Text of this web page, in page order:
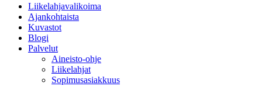
Liikelahjavalikoima
Ajankohtaista
Kuvastot
Blogi
Palvelut
Aineisto-ohje
Liikelahjat
Sopimusasiakkuus